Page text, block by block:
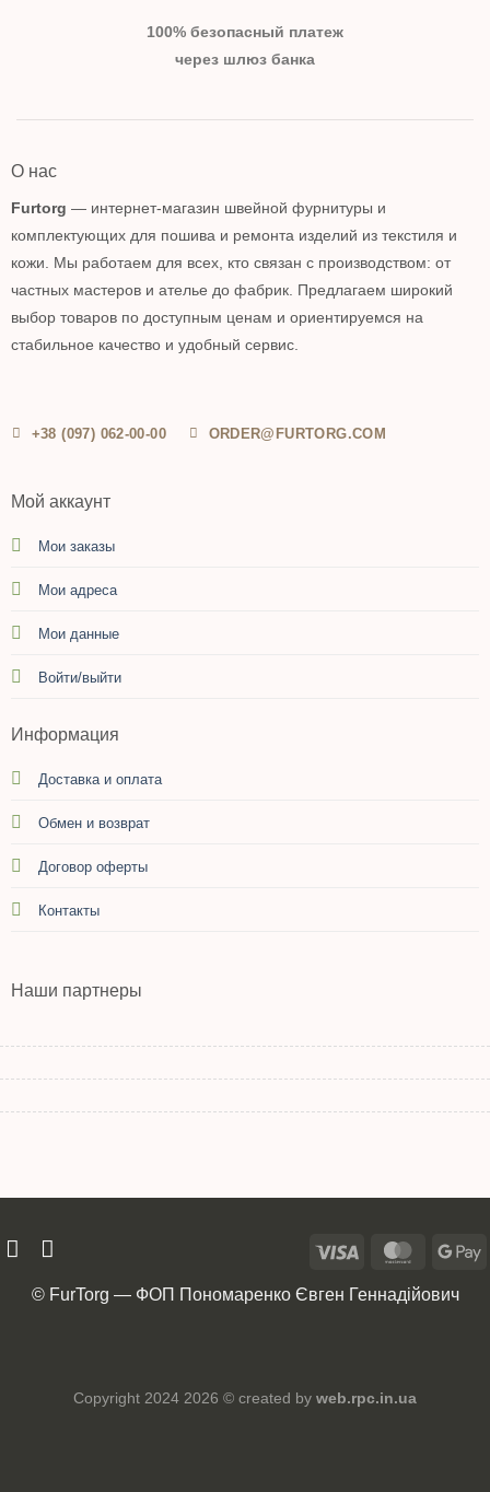
100% безопасный платеж
через шлюз банка
О нас
Furtorg — интернет-магазин швейной фурнитуры и
комплектующих для пошива и ремонта изделий из текстиля и
кожи. Мы работаем для всех, кто связан с производством: от
частных мастеров и ателье до фабрик. Предлагаем широкий
выбор товаров по доступным ценам и ориентируемся на
стабильное качество и удобный сервис.
+38 (097) 062-00-00 ORDER@FURTORG.COM
Мой аккаунт
Мои заказы
Мои адреса
Мои данные
Войти/выйти
Информация
Доставка и оплата
Обмен и возврат
Договор оферты
Контакты
Наши партнеры
© FurTorg — ФОП Пономаренко Євген Геннадійович
Copyright 2024 2026 © created by web.rpc.in.ua